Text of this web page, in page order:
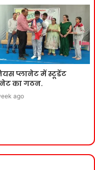
प्लानेट में स्टूडेंट
का गठन.
ago